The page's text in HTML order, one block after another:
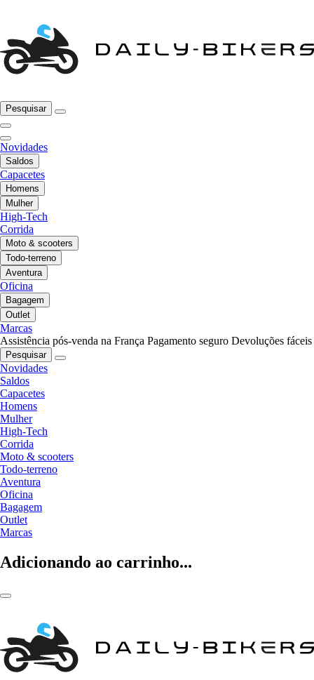
Pesquisar
Novidades
Saldos
Capacetes
Homens
Mulher
High-Tech
Corrida
Moto & scooters
Todo-terreno
Aventura
Oficina
Bagagem
Outlet
Marcas
Assistência pós-venda na França Pagamento seguro Devoluções fáceis
Pesquisar
Novidades
Saldos
Capacetes
Homens
Mulher
High-Tech
Corrida
Moto & scooters
Todo-terreno
Aventura
Oficina
Bagagem
Outlet
Marcas
Adicionando ao carrinho...